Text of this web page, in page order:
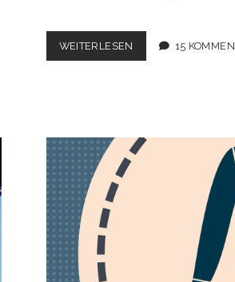
WEITERLESEN SEIDENBLUSE
MIT
15